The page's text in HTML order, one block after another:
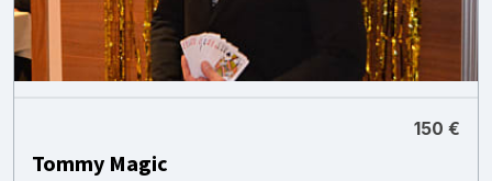
150 €
Tommy Magic